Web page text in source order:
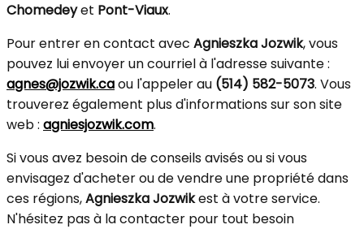
Chomedeyet Pont-Viaux.
Pour entrer en contact avec Agnieszka Jozwik, vous
pouvez lui envoyer un courriel à l'adresse suivante :
agnes@jozwik.caou l'appeler au (514) 582-5073. Vous
trouverez également plus d'informations sur son site
web : agniesjozwik.com.
Si vous avez besoin de conseils avisés ou si vous
envisagez d'acheter ou de vendre une propriété dans
ces régions,Agnieszka Jozwikest à votre service.
N'hésitez pas à la contacter pour tout besoin